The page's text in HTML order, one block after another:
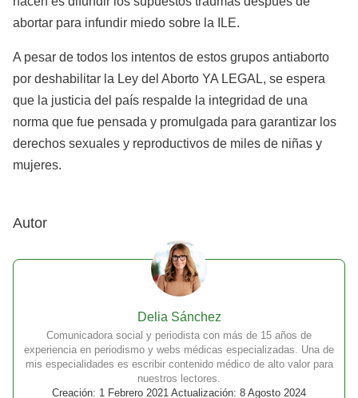
abortar para infundir miedo sobre la ILE.
A pesar de todos los intentos de estos grupos antiaborto
por deshabilitar la Ley del Aborto YA LEGAL, se espera
que la justicia del país respalde la integridad de una
norma que fue pensada y promulgada para garantizar los
derechos sexuales y reproductivos de miles de niñas y
mujeres.
Autor
Delia Sánchez
Comunicadora social y periodista con más de 15 años de
experiencia en periodismo y webs médicas especializadas. Una de
mis especialidades es escribir contenido médico de alto valor para
nuestros lectores.
Creación: 1 Febrero 2021 Actualización: 8 Agosto 2024